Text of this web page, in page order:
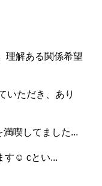
理解ある関係希望
いただき、あり
喫してました...
す☺️ cとい...